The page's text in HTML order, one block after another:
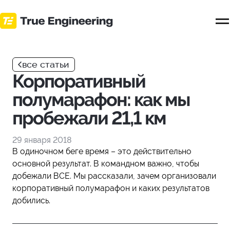
к
основному
все статьи
Корпоративный
полумарафон: как мы
пробежали 21,1 км
29 января 2018
В одиночном беге время – это действительно
основной результат. В командном важно, чтобы
добежали ВСЕ. Мы рассказали, зачем организовали
корпоративный полумарафон и каких результатов
добились.